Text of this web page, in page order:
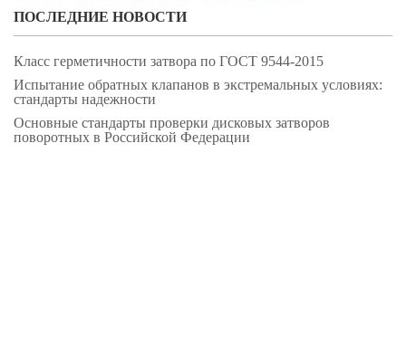
ПОСЛЕДНИЕ НОВОСТИ
Класс герметичности затвора по ГОСТ 9544-2015
Испытание обратных клапанов в экстремальных условиях:
стандарты надежности
Основные стандарты проверки дисковых затворов
поворотных в Российской Федерации